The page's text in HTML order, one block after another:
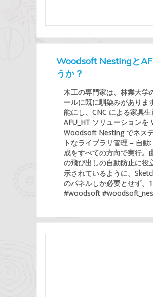
Woodsoft Nestingと
うか？
木工の専門家は、林業大学
ールに既に馴染みがありま
能にし、CNC による家具
AFU_HT ソリューション
Woodsoft Nesting でネス
トなライブラリ管理 – 自
成をすべての方向で実行
の飛び出しの自動防止に役
示されているように、
のパネルしか必要とせず
#woodsoft